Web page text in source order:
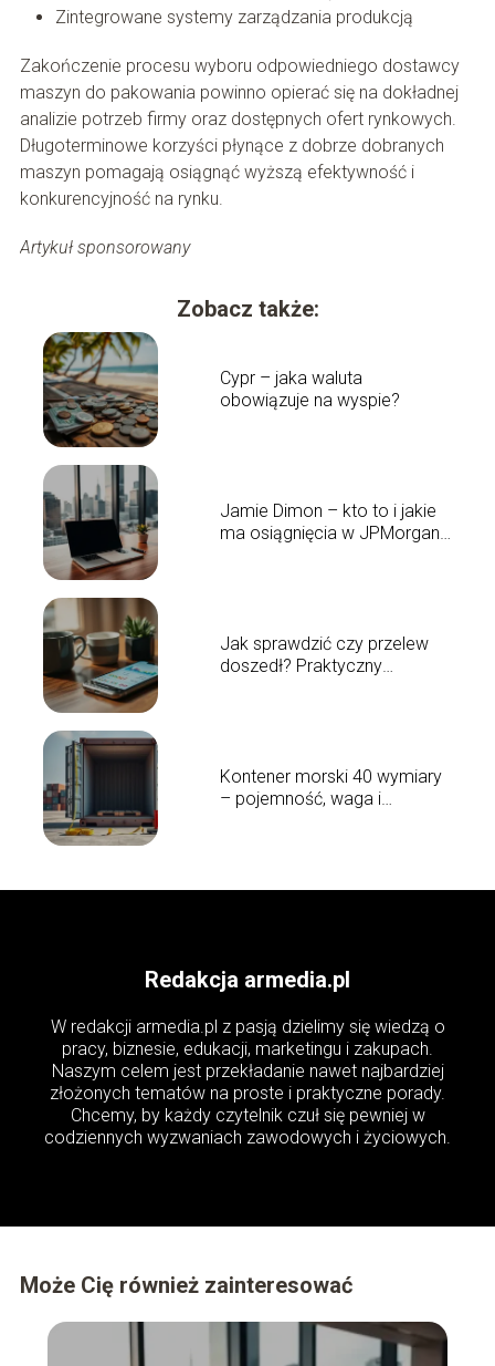
Zintegrowane systemy zarządzania produkcją
Zakończenie procesu wyboru odpowiedniego dostawcy
maszyn do pakowania powinno opierać się na dokładnej
analizie potrzeb firmy oraz dostępnych ofert rynkowych.
Długoterminowe korzyści płynące z dobrze dobranych
maszyn pomagają osiągnąć wyższą efektywność i
konkurencyjność na rynku.
Artykuł sponsorowany
Zobacz także:
Cypr – jaka waluta
obowiązuje na wyspie?
Jamie Dimon – kto to i jakie
ma osiągnięcia w JPMorgan
Jak sprawdzić czy przelew
doszedł? Praktyczny
Kontener morski 40 wymiary
– pojemność, waga i
Redakcja armedia.pl
W redakcji armedia.pl z pasją dzielimy się wiedzą o
pracy, biznesie, edukacji, marketingu i zakupach.
Naszym celem jest przekładanie nawet najbardziej
złożonych tematów na proste i praktyczne porady.
Chcemy, by każdy czytelnik czuł się pewniej w
codziennych wyzwaniach zawodowych i życiowych.
Może Cię również zainteresować